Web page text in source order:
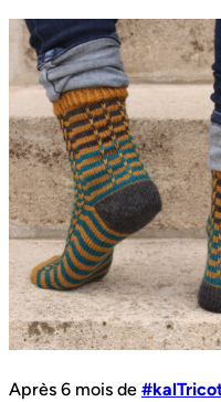
Après 6 mois de